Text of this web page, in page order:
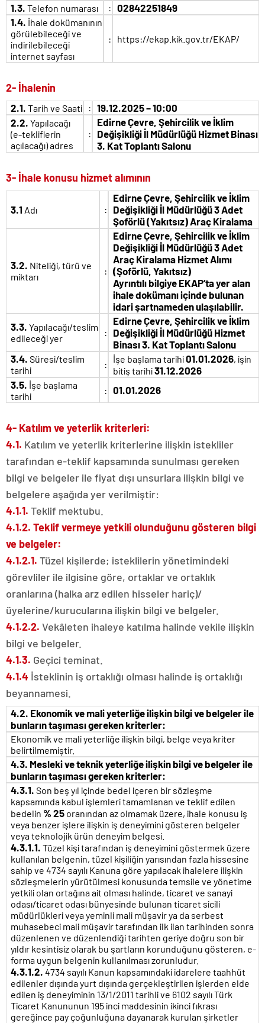
1.3. Telefon numarası : 02842251849
1.4. İhale dokümanının
görülebileceği ve
indirilebileceği
internet sayfası
: https://ekap.kik.gov.tr/EKAP/
2- İhalenin
2.1. Tarih ve Saati : 19.12.2025 – 10:00
2.2. Yapılacağı
(e-tekliflerin
açılacağı) adres
:
Edirne Çevre, Şehircilik ve İklim
Değişikliği İl Müdürlüğü Hizmet Binası
3. Kat Toplantı Salonu
3- İhale konusu hizmet alımının
3.1 Adı :
Edirne Çevre, Şehircilik ve İklim
Değişikliği İl Müdürlüğü 3 Adet
Şoförlü (Yakıtsız) Araç Kiralama
3.2. Niteliği, türü ve
miktarı
:
Edirne Çevre, Şehircilik ve İklim
Değişikliği İl Müdürlüğü 3 Adet
Araç Kiralama Hizmet Alımı
(Şoförlü, Yakıtsız)
Ayrıntılı bilgiye EKAP’ta yer alan
ihale dokümanı içinde bulunan
idari şartnameden ulaşılabilir.
3.3. Yapılacağı/teslim
edileceği yer
:
Edirne Çevre, Şehircilik ve İklim
Değişikliği İl Müdürlüğü Hizmet
Binası 3. Kat Toplantı Salonu
3.4. Süresi/teslim
tarihi
: İşe başlama tarihi01.01.2026, işin
bitiş tarihi31.12.2026
3.5. İşe başlama
tarihi
: 01.01.2026
4- Katılım ve yeterlik kriterleri:
4.1. Katılım ve yeterlik kriterlerine ilişkin istekliler
tarafından e-teklif kapsamında sunulması gereken
bilgi ve belgeler ile fiyat dışı unsurlara ilişkin bilgi ve
belgelere aşağıda yer verilmiştir:
4.1.1. Teklif mektubu.
4.1.2. Teklif vermeye yetkili olunduğunu gösteren bilgi
ve belgeler:
4.1.2.1. Tüzel kişilerde; isteklilerin yönetimindeki
görevliler ile ilgisine göre, ortaklar ve ortaklık
oranlarına (halka arz edilen hisseler hariç)/
üyelerine/kurucularına ilişkin bilgi ve belgeler.
4.1.2.2. Vekâleten ihaleye katılma halinde vekile ilişkin
bilgi ve belgeler.
4.1.3. Geçici teminat.
4.1.4 İsteklinin iş ortaklığı olması halinde iş ortaklığı
beyannamesi.
4.2. Ekonomik ve mali yeterliğe ilişkin bilgi ve belgeler ile
bunların taşıması gereken kriterler:
Ekonomik ve mali yeterliğe ilişkin bilgi, belge veya kriter
belirtilmemiştir.
4.3. Mesleki ve teknik yeterliğe ilişkin bilgi ve belgeler ile
bunların taşıması gereken kriterler:
4.3.1. Son beş yıl içinde bedel içeren bir sözleşme
kapsamında kabul işlemleri tamamlanan ve teklif edilen
bedelin % 25 oranından az olmamak üzere, ihale konusu iş
veya benzer işlere ilişkin iş deneyimini gösteren belgeler
veya teknolojik ürün deneyim belgesi.
4.3.1.1. Tüzel kişi tarafından iş deneyimini göstermek üzere
kullanılan belgenin, tüzel kişiliğin yarısından fazla hissesine
sahip ve 4734 sayılı Kanuna göre yapılacak ihalelere ilişkin
sözleşmelerin yürütülmesi konusunda temsile ve yönetime
yetkili olan ortağına ait olması halinde, ticaret ve sanayi
odası/ticaret odası bünyesinde bulunan ticaret sicili
müdürlükleri veya yeminli mali müşavir ya da serbest
muhasebeci mali müşavir tarafından ilk ilan tarihinden sonra
düzenlenen ve düzenlendiği tarihten geriye doğru son bir
yıldır kesintisiz olarak bu şartların korunduğunu gösteren, e-
forma uygun belgenin kullanılması zorunludur.
4.3.1.2. 4734 sayılı Kanun kapsamındaki idarelere taahhüt
edilenler dışında yurt dışında gerçekleştirilen işlerden elde
edilen iş deneyiminin 13/1/2011 tarihli ve 6102 sayılı Türk
Ticaret Kanununun 195 inci maddesinin ikinci fıkrası
gereğince pay çoğunluğuna dayanarak kurulan şirketler